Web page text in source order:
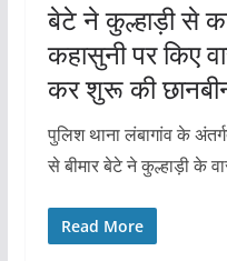
बेटे ने कुल्हाड़ी से
कहासुनी पर किए
कर शुरू की
पुलिश थाना लंबागांव के
से बीमार बेटे ने कुल्हाड़ी के
Read More